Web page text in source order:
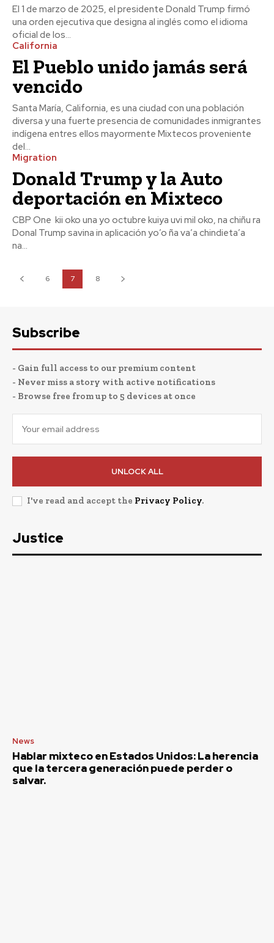
El 1 de marzo de 2025, el presidente Donald Trump firmó
una orden ejecutiva que designa al inglés como el idioma
oficial de los...
California
El Pueblo unido jamás será
vencido
Santa María, California, es una ciudad con una población
diversa y una fuerte presencia de comunidades inmigrantes
indígena entres ellos mayormente Mixtecos proveniente
del...
Migration
Donald Trump y la Auto
deportación en Mixteco
CBP One kii oko una yo octubre kuiya uvi mil oko, na chiñu ra
Donal Trump savina in aplicación yo’o ña va’a chindieta’a
na...
6 7 8
Subscribe
- Gain full access to our premium content
- Never miss a story with active notifications
- Browse free from up to 5 devices at once
UNLOCK ALL
I've read and accept the Privacy Policy.
Justice
News
Hablar mixteco en Estados Unidos: La herencia
que la tercera generación puede perder o
salvar.